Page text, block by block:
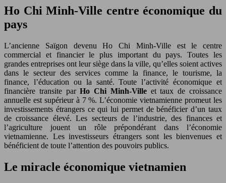
Ho Chi Minh-Ville centre économique du
pays
L’ancienne Saïgon devenu Ho Chi Minh-Ville est le centre
commercial et financier le plus important du pays. Toutes les
grandes entreprises ont leur siège dans la ville, qu’elles soient actives
dans le secteur des services comme la finance, le tourisme, la
finance, l’éducation ou la santé. Toute l’activité économique et
financière transite parHo Chi Minh-Villeet taux de croissance
annuelle est supérieur à 7 %. L’économie vietnamienne promeut les
investissements étrangers ce qui lui permet de bénéficier d’un taux
de croissance élevé. Les secteurs de l’industrie, des finances et
l’agriculture jouent un rôle prépondérant dans l’économie
vietnamienne. Les investisseurs étrangers sont les bienvenues et
bénéficient de toute l’attention des pouvoirs publics.
Le miracle économique vietnamien